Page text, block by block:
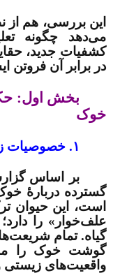
این بررسی، هم
می‌دهد چگونه
کشفیات جدید،
در برابر آن فروتن
بخش اول:
خوک
۱. خصوصیات زیستی خوک و دلایل علمی تحریم
بر اساس
گسترده دربارۀ
است، این حیوان
علف‌خوار» را
گیاه. تمام
گوشت خوک را
واقعیت‌های